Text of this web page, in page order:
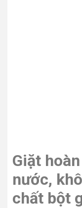
Giặt
nước,
chất bột